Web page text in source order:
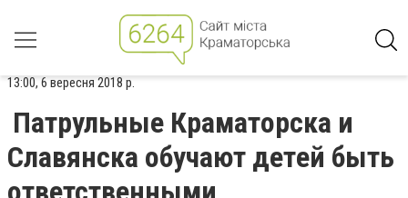
13:00, 6 вересня 2018 р.
Патрульные Краматорска и
Славянска обучают детeй быть